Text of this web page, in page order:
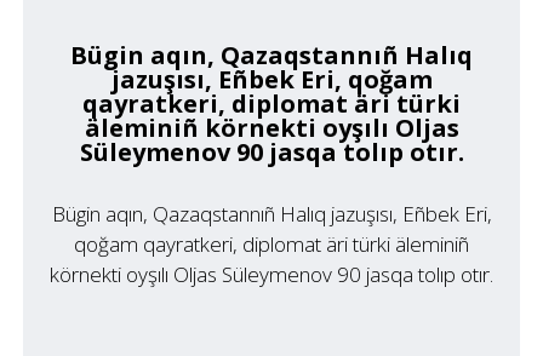
Bügin aqın, Qazaqstannıñ Halıq
jazuşısı, Eñbek Eri, qoğam
qayratkeri, diplomat äri türki
äleminiñ körnekti oyşılı Oljas
Süleymenov 90 jasqa tolıp otır.
Bügin aqın, Qazaqstannıñ Halıq jazuşısı, Eñbek Eri,
qoğam qayratkeri, diplomat äri türki äleminiñ
körnekti oyşılı Oljas Süleymenov 90 jasqa tolıp otır.